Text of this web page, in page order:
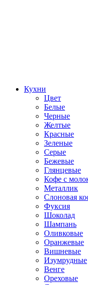
Кухни
Цвет
Белые
Черные
Желтые
Красные
Зеленые
Серые
Бежевые
Глянцевые
Кофе с
Металлик
Слоновая
Фуксия
Шоколад
Шампань
Оливковые
Оранжевые
Вишневые
Изумрудные
Венге
Ореховые